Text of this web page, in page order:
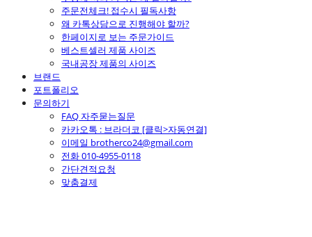
주문전체크! 접수시 필독사항
왜 카톡상담으로 진행해야 할까?
한페이지로 보는 주문가이드
베스트셀러 제품 사이즈
국내공장 제품의 사이즈
브랜드
포트폴리오
문의하기
FAQ 자주묻는질문
카카오톡 : 브라더코 [클릭>자동연결]
이메일 brotherco24@gmail.com
전화 010-4955-0118
간단견적요청
맞춤결제